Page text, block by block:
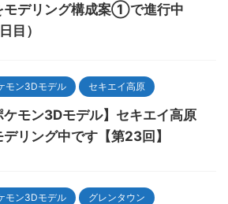
モデリング構成案①で進行中
目）
モン3Dモデル セキエイ高原
ケモン3Dモデル】セキエイ高原
デリング中です【第23回】
モン3Dモデル グレンタウン